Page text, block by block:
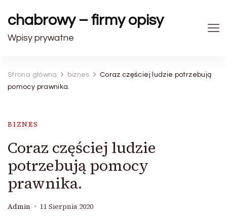
chabrowy – firmy opisy
Wpisy prywatne
Strona główna biznes
Coraz częściej ludzie potrzebują
pomocy prawnika.
BIZNES
Coraz częściej ludzie
potrzebują pomocy
prawnika.
Admin 11 Sierpnia 2020